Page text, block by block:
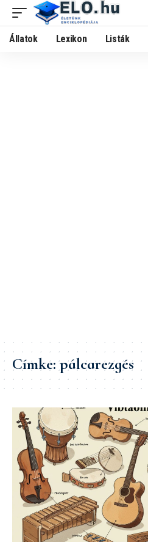
Állatok Lexikon Listák
Címke:pálcarezgés